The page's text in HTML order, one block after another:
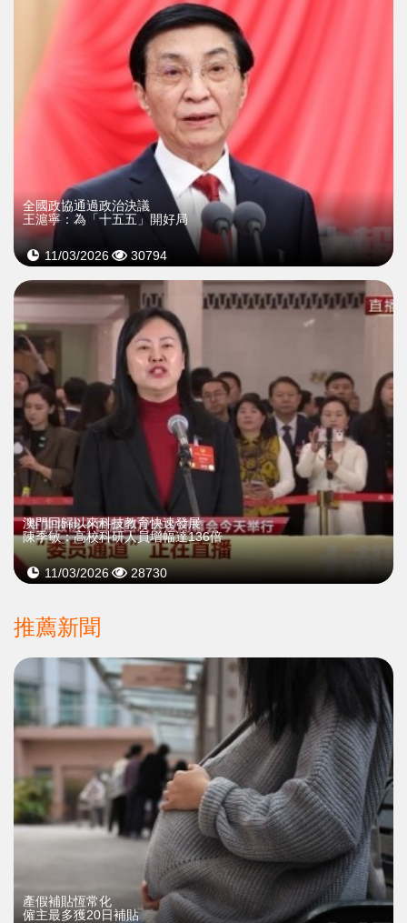
全國政協通過政治決議
王滬寧：為「十五五」開好局
11/03/2026 30794
澳門回歸以來科技教育快速發展
陳季敏：高校科研人員增幅達136倍
11/03/2026 28730
推薦新聞
產假補貼恆常化
僱主最多獲20日補貼